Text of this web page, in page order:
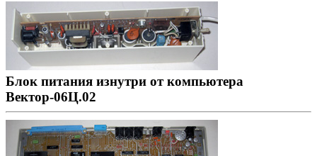
Блок питания изнутри от компьютера
Вектор-06Ц.02